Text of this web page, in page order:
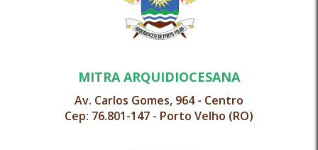
MITRA ARQUIDIOCESANA
Av. Carlos Gomes, 964 - Centro
Cep: 76.801-147 - Porto Velho (RO)